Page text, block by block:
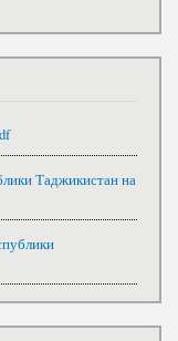
Таджикистан на